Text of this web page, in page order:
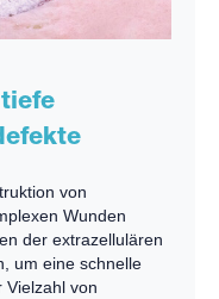
von
Wunden
der extrazellulären
um eine schnelle
Vielzahl von